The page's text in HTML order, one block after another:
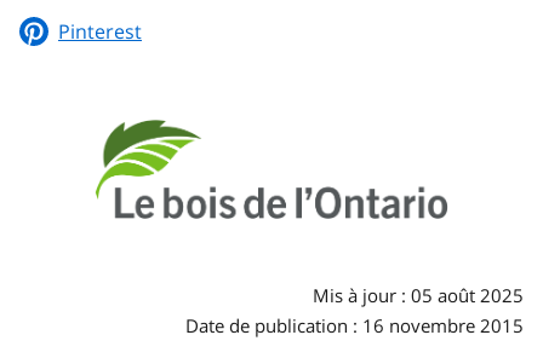
Pinterest
Mis à jour : 05 août 2025
Date de publication : 16 novembre 2015